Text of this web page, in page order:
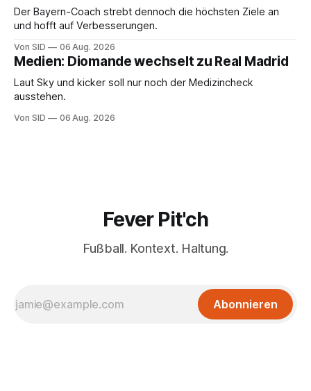
Der Bayern-Coach strebt dennoch die höchsten Ziele an
und hofft auf Verbesserungen.
Von SID 06 Aug. 2026
Medien: Diomande wechselt zu Real Madrid
Laut Sky und kicker soll nur noch der Medizincheck
ausstehen.
Von SID 06 Aug. 2026
Fever Pit'ch
Fußball. Kontext. Haltung.
Abonnieren